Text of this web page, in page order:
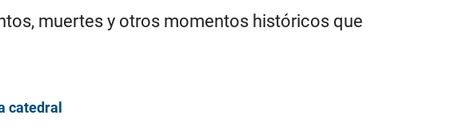
muertes y otros momentos históricos que
catedral